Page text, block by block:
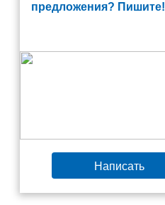
предложения? Пишите!
Написать